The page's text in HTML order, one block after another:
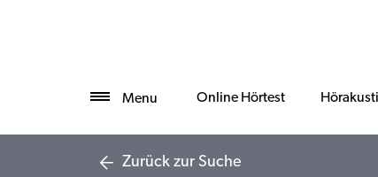
Menu Online Hörtest
Zurück zur Suche